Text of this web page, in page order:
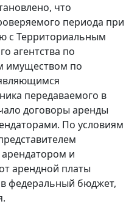
что
периода при
с Территориальным
агентства по
имуществом по
передаваемого в
договоры аренды
По условиям
и
арендной платы
федеральный бюджет,